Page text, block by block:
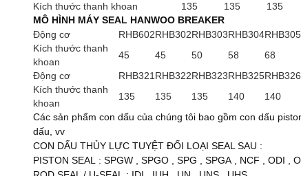
Kích thước thanh khoan
135 135 135
MÔ HÌNH MÁY SEAL HANWOO BREAKER
Động cơ
RHB602RHB302RHB303RHB304RHB305
Kích thước thanh
khoan
45 45 50 58 68
Động cơ
RHB321 RHB322RHB323RHB325RHB326
Kích thước thanh
khoan
135 135 135 140 140
Các sản phẩm con dấu của chúng tôi bao gồm con dấu
dấu, vv
CON DẤU THỦY LỰC TUYỆT ĐỐI LOẠI SEAL SAU :
PISTON SEAL
: SPGW SPGO SPG SPGA NCF ODI